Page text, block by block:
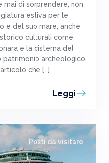
mai di sorprendere, non
estiva per le
e del suo mare, anche
culturali come
e la cisterna del
patrimonio archeologico
che […]
Leggi
Posti da visitare